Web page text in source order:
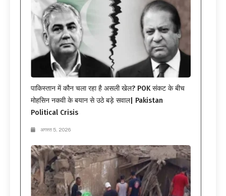
पाकिस्तान में कौन चला रहा है असली खेल? POK संकट के बीच
मोहसिन नकवी के बयान से उठे बड़े सवाल| Pakistan
Political Crisis
अगस्त 5, 2026